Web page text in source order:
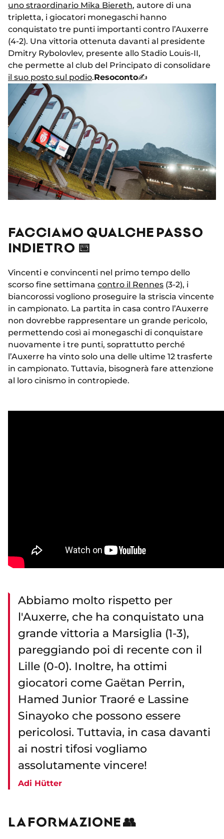
uno straordinario Mika Biereth, autore di una
tripletta, i giocatori monegaschi hanno
conquistato tre punti importanti contro l’Auxerre
(4-2). Una vittoria ottenuta davanti al presidente
Dmitry Rybolovlev, presente allo Stadio Louis-II,
che permette al club del Principato di consolidare
il suo posto sul podio.Resoconto✍️
FACCIAMO QUALCHE PASSO
INDIETRO 📅
Vincenti e convincenti nel primo tempo dello
scorso fine settimana contro il Rennes (3-2), i
biancorossi vogliono proseguire la striscia vincente
in campionato. La partita in casa contro l’Auxerre
non dovrebbe rappresentare un grande pericolo,
permettendo così ai monegaschi di conquistare
nuovamente i tre punti, soprattutto perché
l’Auxerre ha vinto solo una delle ultime 12 trasferte
in campionato. Tuttavia, bisognerà fare attenzione
al loro cinismo in contropiede.
Abbiamo molto rispetto per
l'Auxerre, che ha conquistato una
grande vittoria a Marsiglia (1-3),
pareggiando poi di recente con il
Lille (0-0). Inoltre, ha ottimi
giocatori come Gaëtan Perrin,
Hamed Junior Traoré e Lassine
Sinayoko che possono essere
pericolosi. Tuttavia, in casa davanti
ai nostri tifosi vogliamo
assolutamente vincere!
Adi Hütter
LA FORMAZIONE 👥